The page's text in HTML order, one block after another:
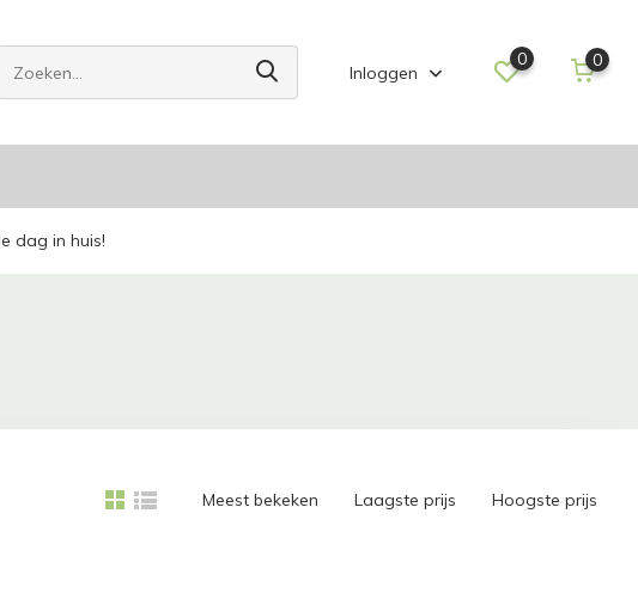
Inloggen
0 0
dag in huis!
Meest bekeken Laagste prijs Hoogste prijs